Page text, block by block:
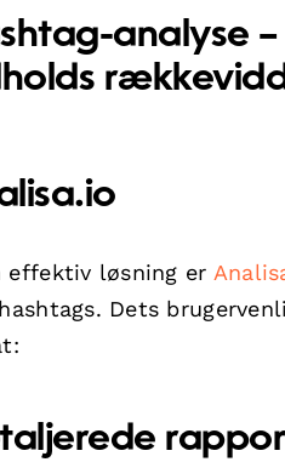
analyse
effektiv løsning er
Dets